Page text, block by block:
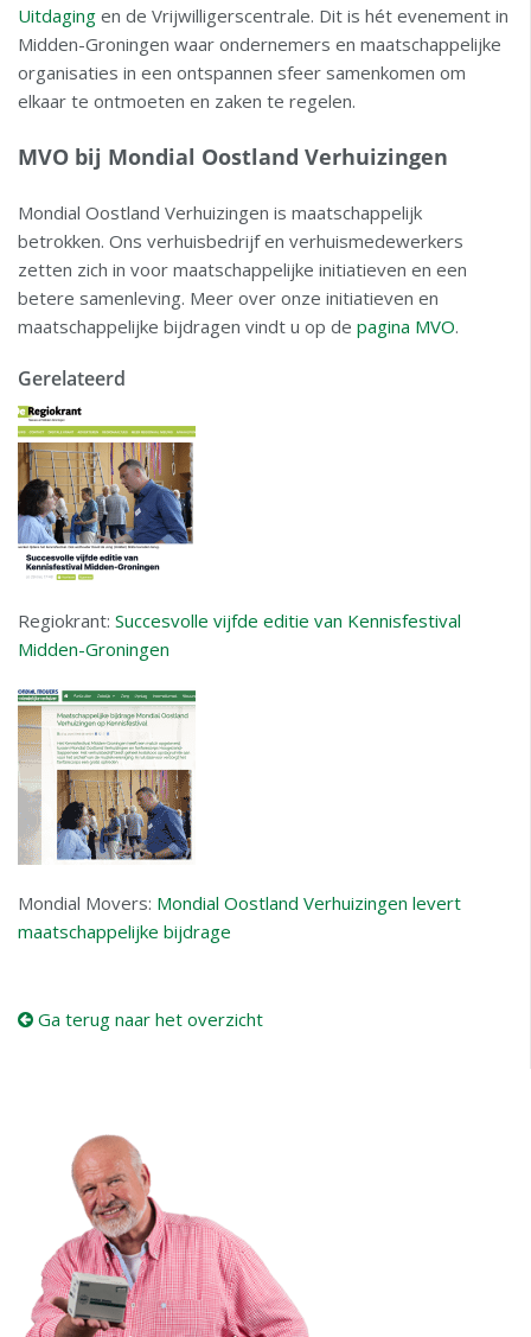
Uitdaging en de Vrijwilligerscentrale. Dit is hét evenement in
Midden-Groningen waar ondernemers en maatschappelijke
organisaties in een ontspannen sfeer samenkomen om
elkaar te ontmoeten en zaken te regelen.
MVO bij Mondial Oostland Verhuizingen
Mondial Oostland Verhuizingen is maatschappelijk
betrokken. Ons verhuisbedrijf en verhuismedewerkers
zetten zich in voor maatschappelijke initiatieven en een
betere samenleving. Meer over onze initiatieven en
maatschappelijke bijdragen vindt u op de pagina MVO.
Gerelateerd
Regiokrant: Succesvolle vijfde editie van Kennisfestival
Midden-Groningen
Mondial Movers: Mondial Oostland Verhuizingen levert
maatschappelijke bijdrage
Ga terug naar het overzicht